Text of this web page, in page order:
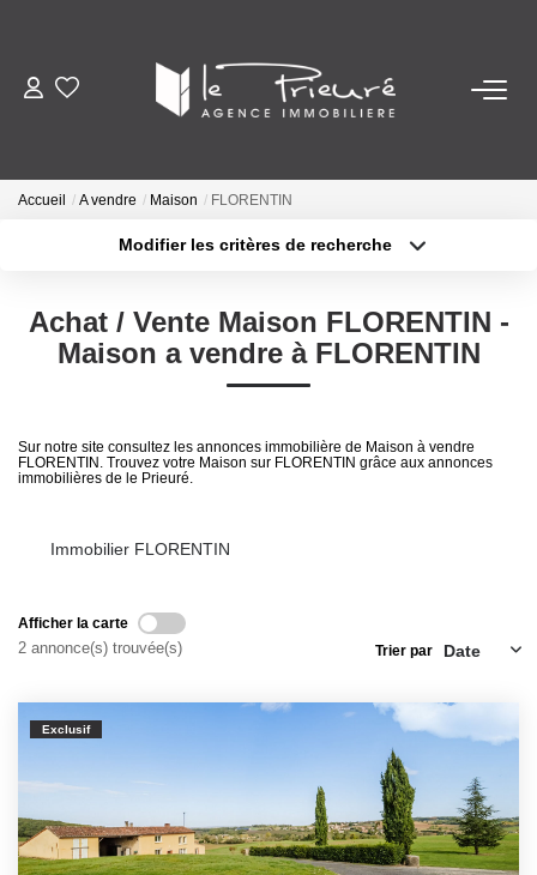
VENTES
ESTIMATION
NOTRE AGENCE
Nos Services
Nos Secteurs
NOS OUTILS
Retrouvez-Nous Également Sur Facebook
Accueil A vendre Maison FLORENTIN
Modifier les critères de recherche
Surface min Budget max
Achat / Vente Maison FLORENTIN -
Maison a vendre à FLORENTIN
Sur notre site consultez les annonces immobilière de Maison à vendre
FLORENTIN. Trouvez votre Maison sur FLORENTIN grâce aux annonces
immobilières de le Prieuré.
Immobilier FLORENTIN
Afficher la carte
2 annonce(s) trouvée(s) Trier par
Exclusif